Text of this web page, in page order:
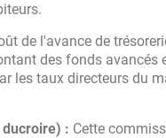
de l'avance de
des fonds avancés
les taux directeurs du
: Cette